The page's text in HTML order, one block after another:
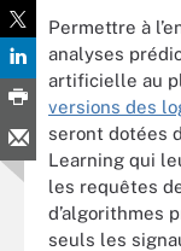
Permettre à
analyses
artificielle au
versions des
seront dotées
Learning qui
les requêtes
d’algorithmes
seuls les